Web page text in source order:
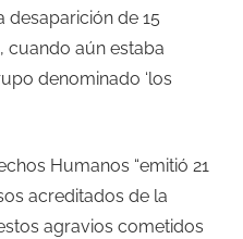
desaparición de 15
cuando aún estaba
denominado ‘los
Humanos “emitió 21
acreditados de la
agravios cometidos